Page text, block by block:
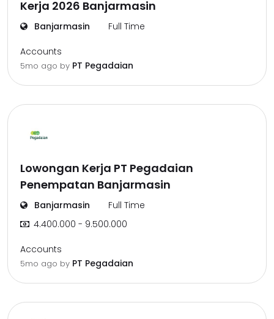
Kerja 2026 Banjarmasin
Banjarmasin Full Time
Accounts
5mo ago by PT Pegadaian
Lowongan Kerja PT Pegadaian
Penempatan Banjarmasin
Banjarmasin
Full Time
4.400.000 - 9.500.000
Accounts
5mo ago by PT Pegadaian